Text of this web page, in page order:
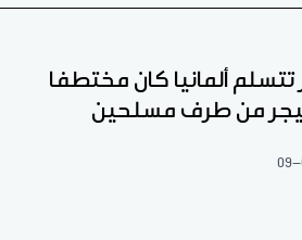
تتسلم ألمانيا كان مختطفا
من طرف مسلحين
09-